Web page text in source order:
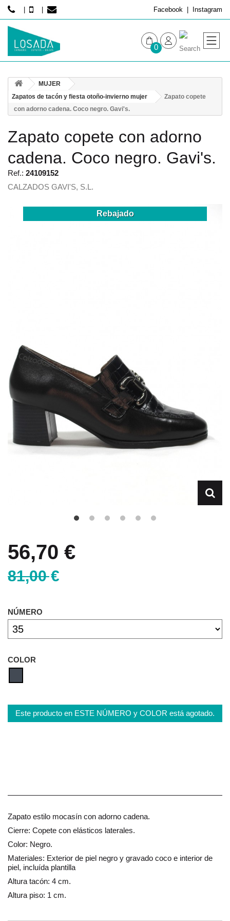
Facebook Instagram
0
HOMBRE
MUJER
Zapatos de tacón y fiesta otoño-invierno mujer
Zapato copete
con adorno cadena. Coco negro. Gavi's.
Zapato copete con adorno
cadena. Coco negro. Gavi's.
Ref.: 24109152
CALZADOS GAVI'S, S.L.
Rebajado
56,70 €
81,00 €
NÚMERO
COLOR
Este producto en ESTE NÚMERO y COLOR está agotado.
Zapato estilo mocasín con adorno cadena.
Cierre: Copete con elásticos laterales.
Color: Negro.
Materiales: Exterior de piel negro y gravado coco e interior de
piel, incluída plantilla
Altura tacón: 4 cm.
Altura piso: 1 cm.